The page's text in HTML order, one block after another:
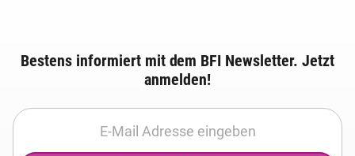
Bestens informiert mit dem BFI Newsletter. Jetzt
anmelden!